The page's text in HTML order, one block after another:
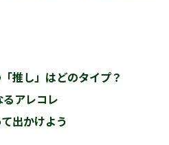
推し」はどのタイプ？
アレコレ
出かけよう